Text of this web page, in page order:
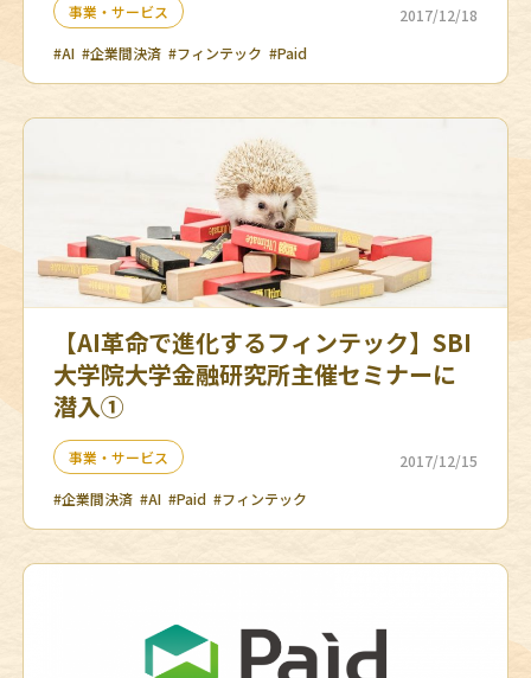
事業・サービス
2017/12/18
#AI #企業間決済 #フィンテック #Paid
【AI革命で進化するフィンテック】SBI
大学院大学金融研究所主催セミナーに
潜入①
事業・サービス
2017/12/15
#企業間決済 #AI #Paid #フィンテック